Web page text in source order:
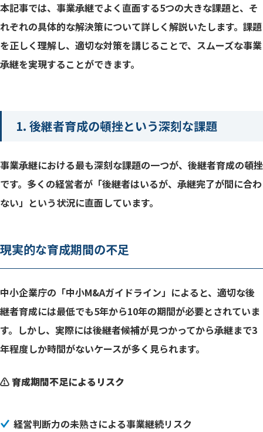
ステークホルダー別の懸念事項
従業員への効果的な説明戦略
取引先との関係継続策
計画中止の具体的要因分析
事業承継診断の重要性と効果
専門家チームの最適構成
5大課題への統合的アプローチ
今すぐ始められること
本記事では、事業承継でよく直面する5つの大きな課題と、そ
れぞれの具体的な解決策について詳しく解説いたします。課題
を正しく理解し、適切な対策を講じることで、スムーズな事業
承継を実現することができます。
1. 後継者育成の頓挫という深刻な課題
事業承継における最も深刻な課題の一つが、後継者育成の頓挫
です。多くの経営者が「後継者はいるが、承継完了が間に合わ
ない」という状況に直面しています。
現実的な育成期間の不足
中小企業庁の「中小M&Aガイドライン」によると、適切な後
継者育成には最低でも5年から10年の期間が必要とされていま
す。しかし、実際には後継者候補が見つかってから承継まで3
年程度しか時間がないケースが多く見られます。
⚠️ 育成期間不足によるリスク
経営判断力の未熟さによる事業継続リスク